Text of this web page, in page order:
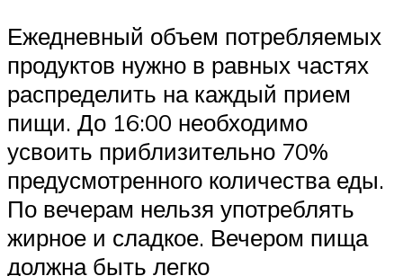
Ежедневный объем потребляемых
продуктов нужно в равных частях
распределить на каждый прием
пищи. До 16:00 необходимо
усвоить приблизительно 70%
предусмотренного количества еды.
По вечерам нельзя употреблять
жирное и сладкое. Вечером пища
должна быть легко